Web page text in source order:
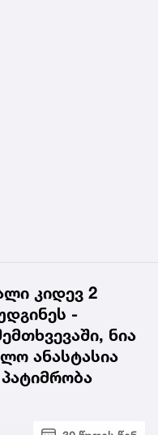
კიდევ 2
-
ნია
ანასტასია